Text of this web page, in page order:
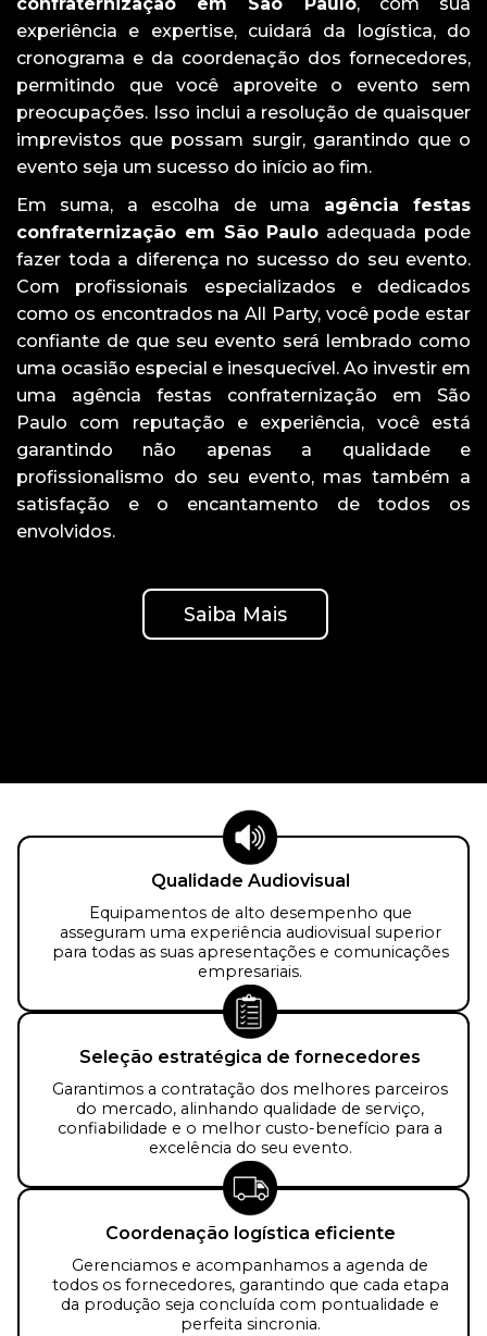
experiência e expertise, cuidará da logística, do
cronograma e da coordenação dos fornecedores,
permitindo que você aproveite o evento sem
preocupações. Isso inclui a resolução de quaisquer
imprevistos que possam surgir, garantindo que o
evento seja um sucesso do início ao fim.
Em suma, a escolha de uma agência festas
confraternização em São Paulo adequada pode
fazer toda a diferença no sucesso do seu evento.
Com profissionais especializados e dedicados
como os encontrados na All Party, você pode estar
confiante de que seu evento será lembrado como
uma ocasião especial e inesquecível. Ao investir em
uma agência festas confraternização em São
Paulo com reputação e experiência, você está
garantindo não apenas a qualidade e
profissionalismo do seu evento, mas também a
satisfação e o encantamento de todos os
envolvidos.
Saiba Mais
Qualidade Audiovisual
Equipamentos de alto desempenho que
asseguram uma experiência audiovisual superior
para todas as suas apresentações e comunicações
empresariais.
Seleção estratégica de fornecedores
Garantimos a contratação dos melhores parceiros
do mercado, alinhando qualidade de serviço,
confiabilidade e o melhor custo-benefício para a
excelência do seu evento.
Coordenação logística eficiente
Gerenciamos e acompanhamos a agenda de
todos os fornecedores, garantindo que cada etapa
da produção seja concluída com pontualidade e
perfeita sincronia.